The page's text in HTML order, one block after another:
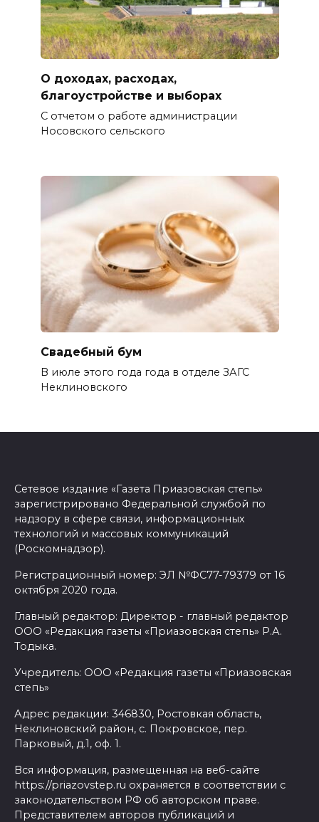
О доходах, расходах,
благоустройстве и выборах
С отчетом о работе администрации
Носовского сельского
Свадебный бум
В июле этого года года в отделе ЗАГС
Неклиновского
Сетевое издание «Газета Приазовская степь»
зарегистрировано Федеральной службой по
надзору в сфере связи, информационных
технологий и массовых коммуникаций
(Роскомнадзор).
Регистрационный номер: ЭЛ №ФС77-79379 от 16
октября 2020 года.
Главный редактор: Директор - главный редактор
ООО «Редакция газеты «Приазовская степь» Р.А.
Тодыка.
Учредитель: ООО «Редакция газеты «Приазовская
степь»
Адрес редакции: 346830, Ростовкая область,
Неклиновский район, с. Покровское, пер.
Парковый, д.1, оф. 1.
Вся информация, размещенная на веб-сайте
https://priazovstep.ru охраняется в соответствии с
законодательством РФ об авторском праве.
Представителем авторов публикаций и